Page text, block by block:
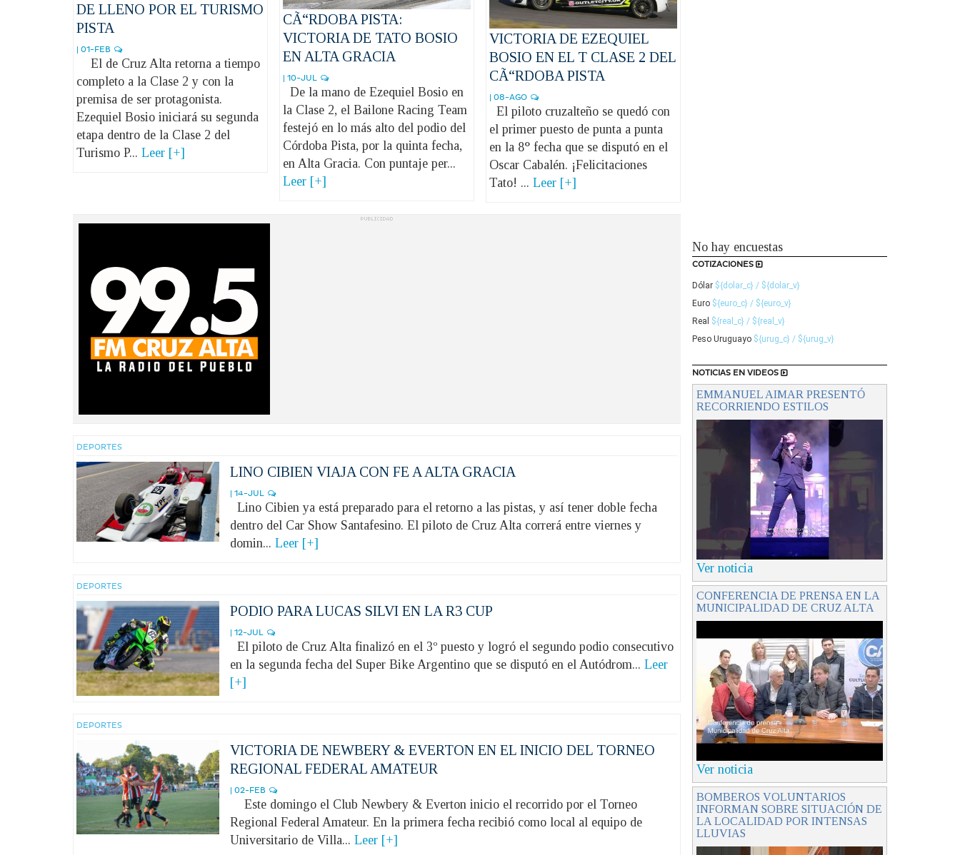
DE LLENO POR EL TURISMO
PISTA
| 01-FEB
El de Cruz Alta retorna a tiempo
completo a la Clase 2 y con la
premisa de ser protagonista.
Ezequiel Bosio iniciará su segunda
etapa dentro de la Clase 2 del
Turismo P... Leer [+]
CÃ“RDOBA PISTA:
VICTORIA DE TATO BOSIO
EN ALTA GRACIA
| 10-JUL
De la mano de Ezequiel Bosio en
la Clase 2, el Bailone Racing Team
festejó en lo más alto del podio del
Córdoba Pista, por la quinta fecha,
en Alta Gracia. Con puntaje per...
Leer [+]
VICTORIA DE EZEQUIEL
BOSIO EN EL T CLASE 2 DEL
CÃ“RDOBA PISTA
| 08-AGO
El piloto cruzalteño se quedó con
el primer puesto de punta a punta
en la 8° fecha que se disputó en el
Oscar Cabalén. ¡Felicitaciones
Tato! ... Leer [+]
DEPORTES
LINO CIBIEN VIAJA CON FE A ALTA GRACIA
| 14-JUL
Lino Cibien ya está preparado para el retorno a las pistas, y así tener doble fecha
dentro del Car Show Santafesino. El piloto de Cruz Alta correrá entre viernes y
domin... Leer [+]
DEPORTES
PODIO PARA LUCAS SILVI EN LA R3 CUP
| 12-JUL
El piloto de Cruz Alta finalizó en el 3º puesto y logró el segundo podio consecutivo
en la segunda fecha del Super Bike Argentino que se disputó en el Autódrom... Leer
[+]
DEPORTES
VICTORIA DE NEWBERY & EVERTON EN EL INICIO DEL TORNEO
REGIONAL FEDERAL AMATEUR
| 02-FEB
Este domingo el Club Newbery & Everton inicio el recorrido por el Torneo
Regional Federal Amateur. En la primera fecha recibió como local al equipo de
Universitario de Villa... Leer [+]
No hay encuestas
COTIZACIONES
Dólar ${dolar_c} / ${dolar_v}
Euro ${euro_c} / ${euro_v}
Real ${real_c} / ${real_v}
Peso Uruguayo ${urug_c} / ${urug_v}
NOTICIAS EN VIDEOS
EMMANUEL AIMAR PRESENTÓ
RECORRIENDO ESTILOS
Ver noticia
CONFERENCIA DE PRENSA EN LA
MUNICIPALIDAD DE CRUZ ALTA
Ver noticia
BOMBEROS VOLUNTARIOS
INFORMAN SOBRE SITUACIÓN DE
LA LOCALIDAD POR INTENSAS
LLUVIAS